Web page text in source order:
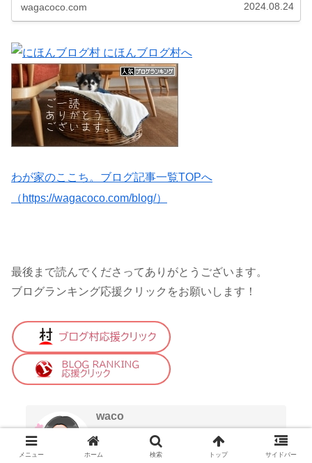
wagacoco.com 2024.08.24
わが家のここち。ブログ記事一覧TOPへ
（https://wagacoco.com/blog/）
最後まで読んでくださってありがとうございます。
ブログランキング応援クリックをお願いします！
waco
北欧インテリアとハンドメイド好きのラ
イフスタイルブロガー。
メニュー ホーム 検索 トップ サイドバー